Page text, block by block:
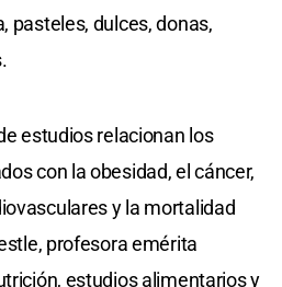
pasteles, dulces, donas,
estudios relacionan los
con la obesidad, el cáncer,
y la mortalidad
profesora emérita
estudios alimentarios y